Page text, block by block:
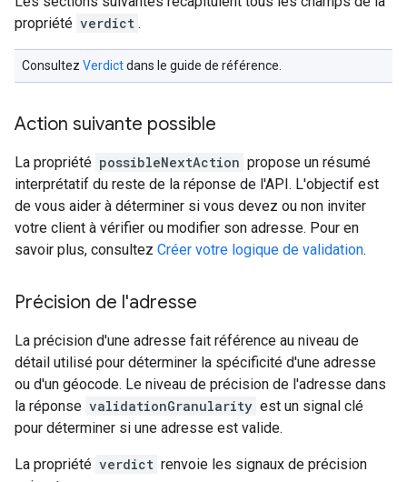
propriété verdict .
Consultez Verdictdans le guide de référence.
Action suivante possible
La propriété possibleNextAction propose un résumé
interprétatif du reste de la réponse de l'API. L'objectif est
de vous aider à déterminer si vous devez ou non inviter
votre client à vérifier ou modifier son adresse. Pour en
savoir plus, consultez Créer votre logique de validation.
Précision de l'adresse
La précision d'une adresse fait référence au niveau de
détail utilisé pour déterminer la spécificité d'une adresse
ou d'un géocode. Le niveau de précision de l'adresse dans
la réponse validationGranularity est un signal clé
pour déterminer si une adresse est valide.
La propriété verdict renvoie les signaux de précision